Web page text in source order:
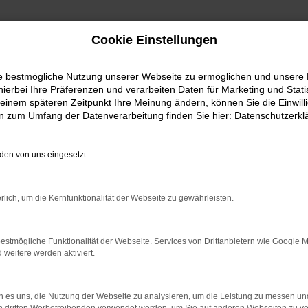
bestimmter Seiten verhindern. Funktioniert die Seite in
beheben.
auf dem neuesten Stand sind.
kann auch dazu führen, dass bestimmte Funktionen
Cookie Einstellungen
bestmögliche Nutzung unserer Webseite zu ermöglichen und
Ihre Präferenzen und verarbeiten Daten für Marketing und
späteren Zeitpunkt Ihre Meinung ändern, können Sie die
zum Umfang der Datenverarbeitung finden Sie hier:
von uns eingesetzt:
um die Kernfunktionalität der Webseite zu gewährleisten.
Funktionalität der Webseite. Services von Drittanbietern wie Google
weitere werden aktiviert.
es uns, die Nutzung der Webseite zu analysieren, um die Leistung zu messen